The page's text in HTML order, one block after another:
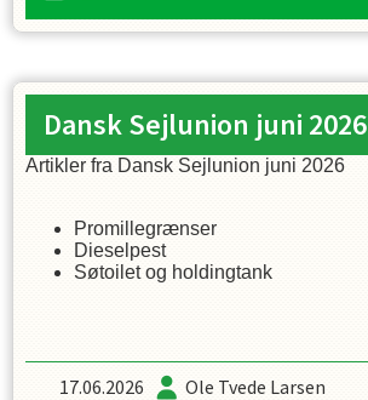
Dansk Sejlunion juni 2026
Artikler fra Dansk Sejlunion juni 2026
Promillegrænser
Dieselpest
Søtoilet og holdingtank
17.06.2026 Ole Tvede Larsen